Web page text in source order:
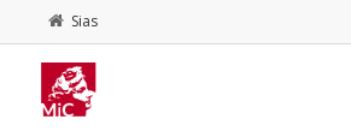
Sias